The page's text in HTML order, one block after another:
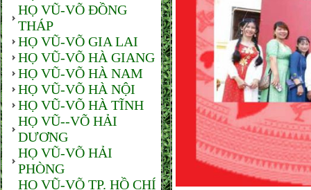
HỌ VŨ-VÕ ĐỒNG
THÁP
HỌ VŨ-VÕ GIA LAI
HỌ VŨ-VÕ HÀ GIANG
HỌ VŨ-VÕ HÀ NAM
HỌ VŨ-VÕ HÀ NỘI
HỌ VŨ-VÕ HÀ TĨNH
HỌ VŨ--VÕ HẢI
DƯƠNG
HỌ VŨ-VÕ HẢI
PHÒNG
HỌ VŨ-VÕ TP. HỒ CHÍ